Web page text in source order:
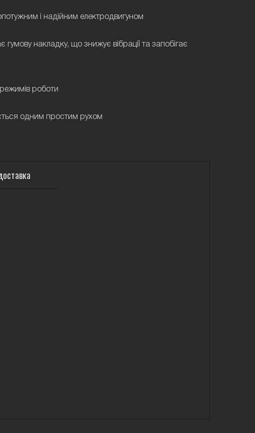
і надійним електродвигуном
гумову накладку, що знижує вібрації та запобігає
роботи
одним простим рухом